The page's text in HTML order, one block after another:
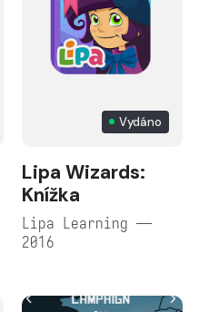
Vydáno
Lipa Wizards:
Knížka
Lipa Learning —
2016